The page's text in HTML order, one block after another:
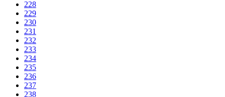
228
229
230
231
232
233
234
235
236
237
238